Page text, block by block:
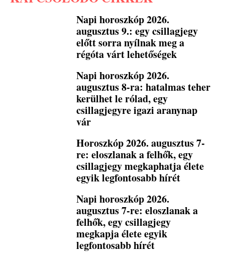
Napi horoszkóp 2026.
augusztus 9.: egy csillagjegy
előtt sorra nyílnak meg a
régóta várt lehetőségek
Napi horoszkóp 2026.
augusztus 8-ra: hatalmas teher
kerülhet le rólad, egy
csillagjegyre igazi aranynap
vár
Horoszkóp 2026. augusztus 7-
re: eloszlanak a felhők, egy
csillagjegy megkaphatja élete
egyik legfontosabb hírét
Napi horoszkóp 2026.
augusztus 7-re: eloszlanak a
felhők, egy csillagjegy
megkapja élete egyik
legfontosabb hírét